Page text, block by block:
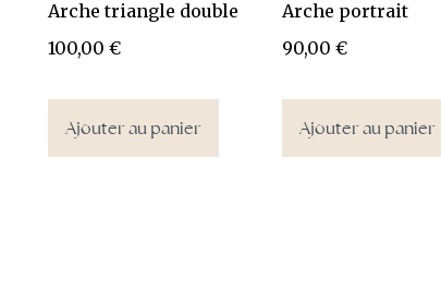
Arche triangle double
100,00 €
Ajouter au panier
Arche portrait
90,00 €
Ajouter au panier